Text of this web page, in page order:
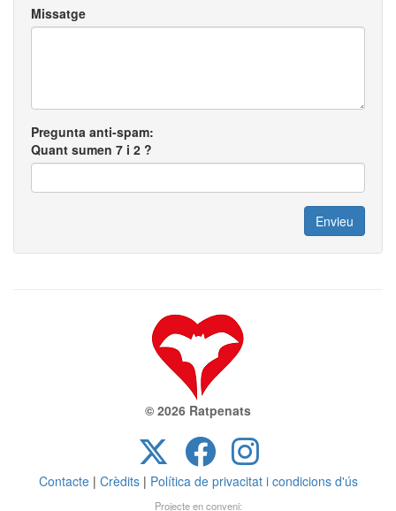
Missatge
Pregunta anti-spam:
Quant sumen 7 i 2 ?
© 2026 Ratpenats
Contacte| Crèdits| Política de privacitat i condicions d'ús
Projecte en conveni: